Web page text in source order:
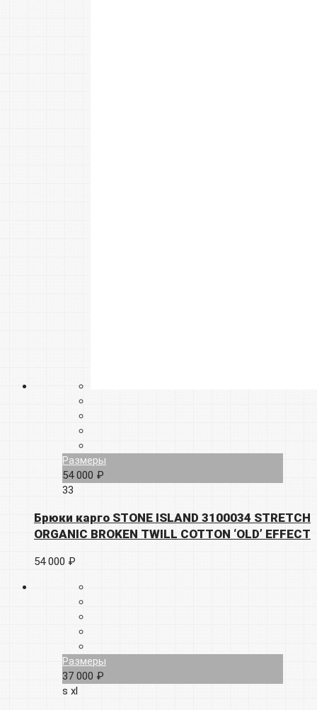
Размеры
54 000 ₽
33
Брюки карго STONE ISLAND 3100034 STRETCH
ORGANIC BROKEN TWILL COTTON ‘OLD’ EFFECT
54 000 ₽
Размеры
37 000 ₽
s xl